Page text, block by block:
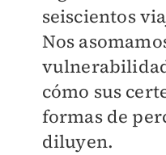
seiscientos
Nos
cómo sus
formas de
diluyen.